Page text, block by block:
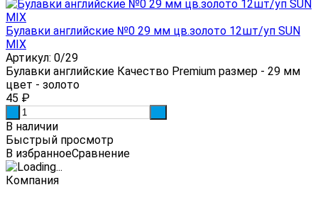
Булавки английские №0 29 мм цв.золото 12шт/уп SUN
MIX
Артикул: 0/29
Булавки английские Качество Premium размер - 29 мм
цвет - золото
45 ₽
В наличии
Быстрый просмотр
В избранноеСравнение
Компания